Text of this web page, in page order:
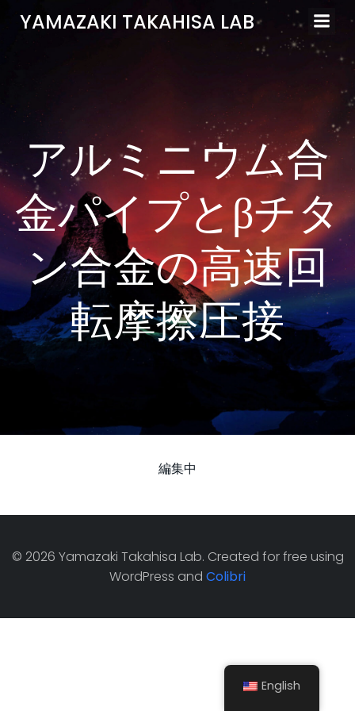
to
YAMAZAKI TAKAHISA LAB
アルミニウム合
金パイプとβチタ
ン合金の高速回
転摩擦圧接
編集中
© 2026 Yamazaki Takahisa Lab. Created for free using
WordPress and Colibri
English